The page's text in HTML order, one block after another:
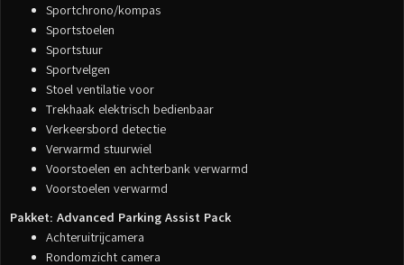
Sportchrono/kompas
Sportstoelen
Sportstuur
Sportvelgen
Stoel ventilatie voor
Trekhaak elektrisch bedienbaar
Verkeersbord detectie
Verwarmd stuurwiel
Voorstoelen en achterbank verwarmd
Voorstoelen verwarmd
Pakket: Advanced Parking Assist Pack
Achteruitrijcamera
Rondomzicht camera